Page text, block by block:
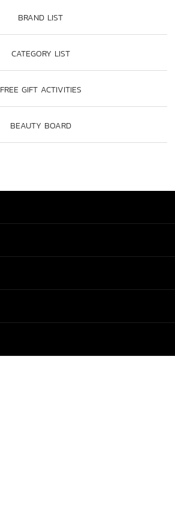
BRAND LIST
CATEGORY LIST
FREE GIFT ACTIVITIES
BEAUTY BOARD